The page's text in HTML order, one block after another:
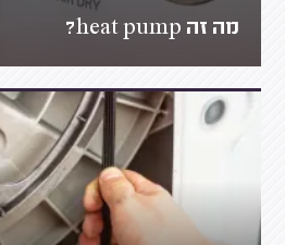
מה זה heat pump?